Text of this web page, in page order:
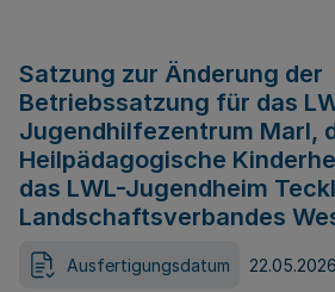
Satzung zur Änderung der
Betriebssatzung für das
Jugendhilfezentrum Marl,
Heilpädagogische
das LWL-Jugendheim
Landschaftsverbandes
Ausfertigungsdatum 22.05.2026